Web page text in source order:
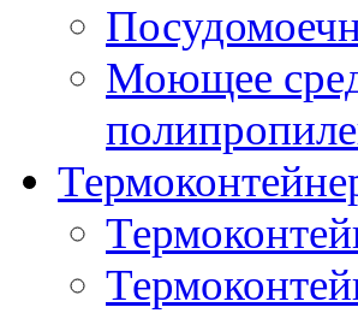
Моющее